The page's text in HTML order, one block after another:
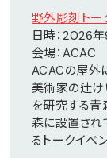
野外彫刻トー
日時：2026
会場：ACAC
ACACの屋外
美術家の辻け
を研究する青
森に設置され
るトークイベ